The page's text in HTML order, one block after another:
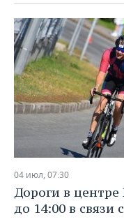
04 июл, 07:30
Дороги в центре
до 14:00 в связи